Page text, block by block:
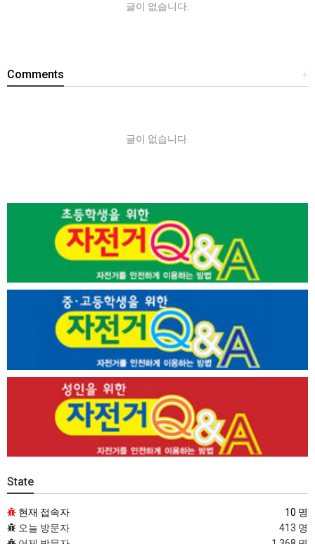
글이 없습니다.
+
Comments
글이 없습니다.
State
현재 접속자
10 명
오늘 방문자
413 명